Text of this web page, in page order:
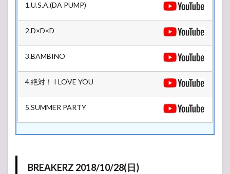
10
月
(金)
3
10
27
日
(土)
4
28
1.U.S.A.(DA PUMP)
2.D×D×D
3.BAMBINO
4.絶対！ I LOVE YOU
5.SUMMER PARTY
BREAKERZ 2018/10/28(日)